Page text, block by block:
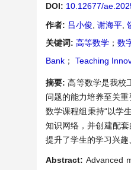
DOI: 10.12677/
作者: 吕小俊 谢海平
关键词: 高等数学 ； 数
Bank ； Teaching
摘要:高等数学是我校
问题的能力培养至关
数学课程组秉持“以学
知识网络，并创建配
提升了学生的学习兴
Abstract:Advanced